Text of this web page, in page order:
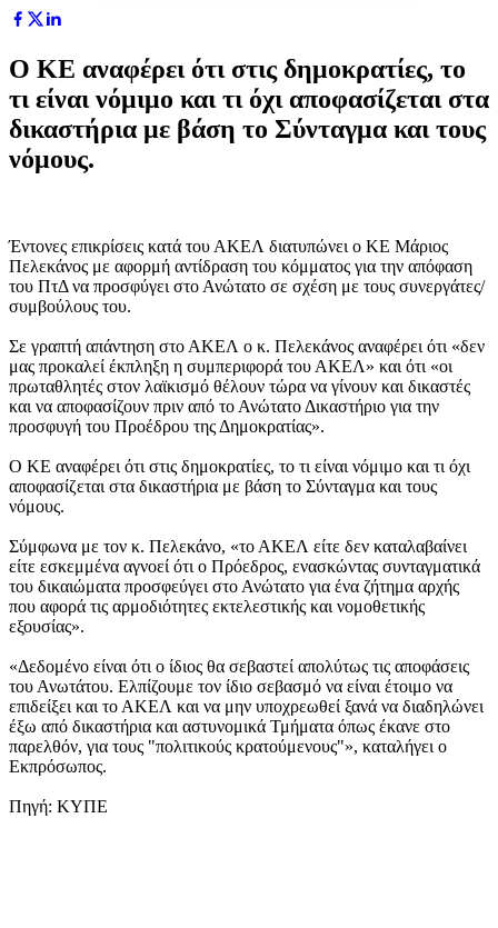
Ο ΚΕ αναφέρει ότι στις δημοκρατίες, το
τι είναι νόμιμο και τι όχι αποφασίζεται στα
δικαστήρια με βάση το Σύνταγμα και τους
νόμους.
Έντονες επικρίσεις κατά του ΑΚΕΛ διατυπώνει ο ΚΕ Μάριος
Πελεκάνος με αφορμή αντίδραση του κόμματος για την απόφαση
του ΠτΔ να προσφύγει στο Ανώτατο σε σχέση με τους συνεργάτες/
συμβούλους του.
Σε γραπτή απάντηση στο ΑΚΕΛ ο κ. Πελεκάνος αναφέρει ότι «δεν
μας προκαλεί έκπληξη η συμπεριφορά του ΑΚΕΛ» και ότι «οι
πρωταθλητές στον λαϊκισμό θέλουν τώρα να γίνουν και δικαστές
και να αποφασίζουν πριν από το Ανώτατο Δικαστήριο για την
προσφυγή του Προέδρου της Δημοκρατίας».
Ο ΚΕ αναφέρει ότι στις δημοκρατίες, το τι είναι νόμιμο και τι όχι
αποφασίζεται στα δικαστήρια με βάση το Σύνταγμα και τους
νόμους.
Σύμφωνα με τον κ. Πελεκάνο, «το ΑΚΕΛ είτε δεν καταλαβαίνει
είτε εσκεμμένα αγνοεί ότι ο Πρόεδρος, ενασκώντας συνταγματικά
του δικαιώματα προσφεύγει στο Ανώτατο για ένα ζήτημα αρχής
που αφορά τις αρμοδιότητες εκτελεστικής και νομοθετικής
εξουσίας».
«Δεδομένο είναι ότι ο ίδιος θα σεβαστεί απολύτως τις αποφάσεις
του Ανωτάτου. Ελπίζουμε τον ίδιο σεβασμό να είναι έτοιμο να
επιδείξει και το ΑΚΕΛ και να μην υποχρεωθεί ξανά να διαδηλώνει
έξω από δικαστήρια και αστυνομικά Τμήματα όπως έκανε στο
παρελθόν, για τους "πολιτικούς κρατούμενους"», καταλήγει ο
Εκπρόσωπος.
Πηγή: ΚΥΠΕ